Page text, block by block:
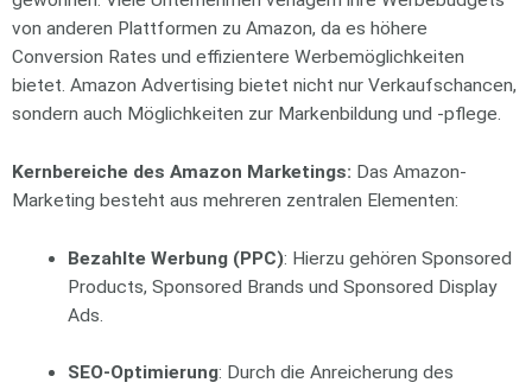
von anderen Plattformen zu Amazon, da es höhere
Conversion Rates und effizientere Werbemöglichkeiten
bietet. Amazon Advertising bietet nicht nur Verkaufschancen,
sondern auch Möglichkeiten zur Markenbildung und -pflege.
Kernbereiche des Amazon Marketings: Das Amazon-
Marketing besteht aus mehreren zentralen Elementen:
Bezahlte Werbung (PPC): Hierzu gehören Sponsored
Products, Sponsored Brands und Sponsored Display
Ads.
SEO-Optimierung: Durch die Anreicherung des